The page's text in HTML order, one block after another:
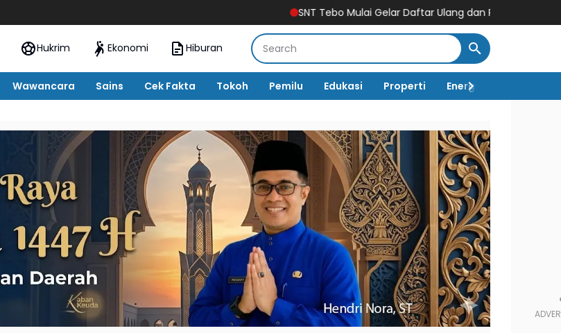
SNT Tebo Mulai Gelar Daftar Ulang dan Pengenalan Lingkungan
Hukrim Ekonomi Hiburan
Wawancara Sains Cek Fakta Tokoh Pemilu Edukasi Properti Energi